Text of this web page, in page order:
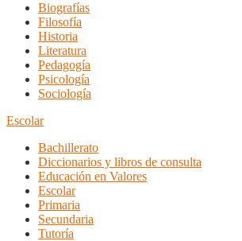
Biografías
Filosofía
Historia
Literatura
Pedagogía
Psicología
Sociología
Escolar
Bachillerato
Diccionarios y libros de consulta
Educación en Valores
Escolar
Primaria
Secundaria
Tutoría